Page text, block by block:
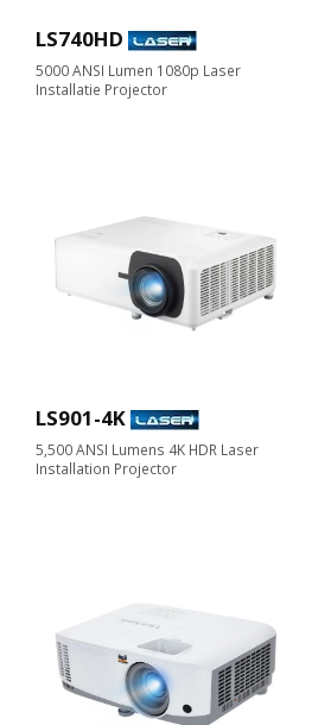
LS740HD
5000 ANSI Lumen 1080p Laser
Installatie Projector
LS901-4K
5,500 ANSI Lumens 4K HDR Laser
Installation Projector​